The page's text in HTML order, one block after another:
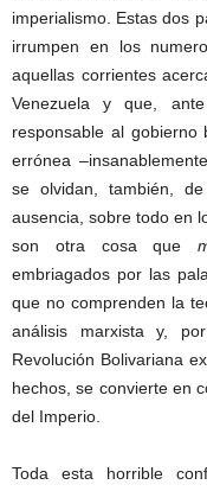
imperialismo. Estas dos
irrumpen en los
aquellas corrientes
Venezuela y que,
responsable al gobierno
errónea
se olvidan, también,
ausencia, sobre todo en
son otra cosa que
embriagados por las
que no comprenden la
análisis marxista y,
Revolución Bolivariana
hechos, se convierte en
del Imperio.
Toda esta horrible